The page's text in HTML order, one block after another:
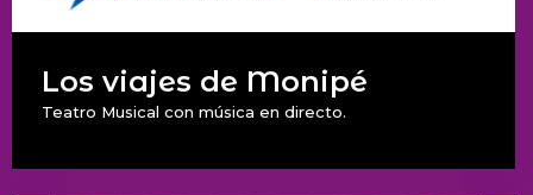
Los viajes de Monipé
Teatro Musical con música en directo.